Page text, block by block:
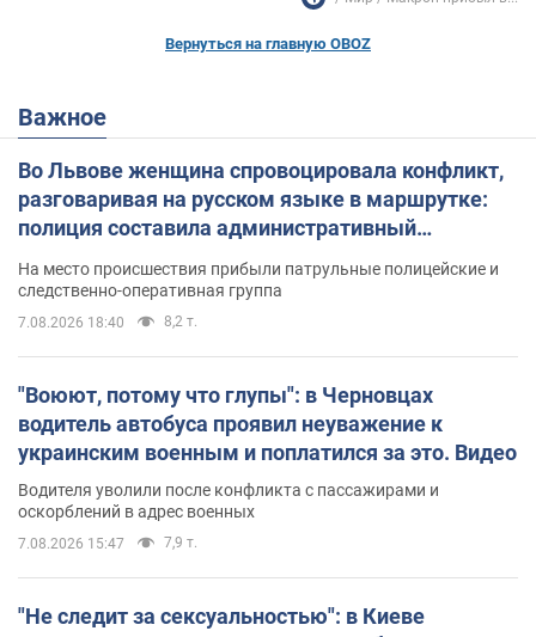
Вернуться на главную OBOZ
Важное
Во Львове женщина спровоцировала конфликт,
разговаривая на русском языке в маршрутке:
полиция составила административный
На место происшествия прибыли патрульные полицейские и
следственно-оперативная группа
7.08.2026 18:40 8,2 т.
"Воюют, потому что глупы": в Черновцах
водитель автобуса проявил неуважение к
украинским военным и поплатился за это. Видео
Водителя уволили после конфликта с пассажирами и
оскорблений в адрес военных
7.08.2026 15:47 7,9 т.
"Не следит за сексуальностью": в Киеве